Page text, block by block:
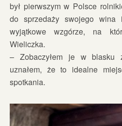
był pierwszym w Polsce
do sprzedaży swojego wina
wyjątkowe wzgórze, na
Wieliczka.
– Zobaczyłem je w blasku
uznałem, że to idealne
spotkania.